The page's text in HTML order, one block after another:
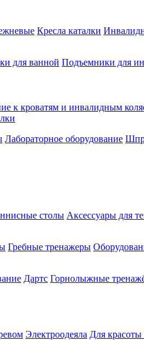
Кресла каталки
для ванной Подъемники для
к кроватям и инвалидным
Лабораторное оборудование
столы Аксессуары для
Гребные тренажеры
Дартс Горнолыжные
Электроодеяла Для красоты